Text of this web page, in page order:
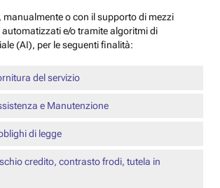
manualmente o con il supporto di mezzi
e/o tramite algoritmi di
(AI), per le seguenti finalità:
del servizio
e Manutenzione
di legge
credito, contrasto frodi, tutela in